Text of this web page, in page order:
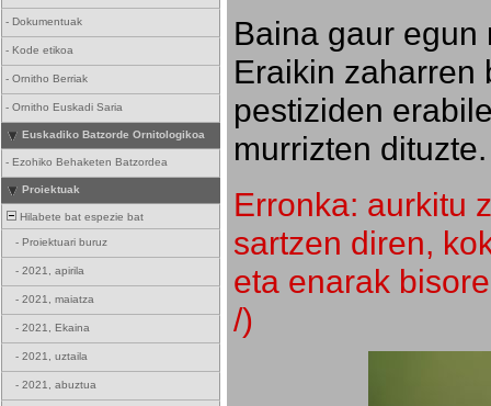
- Dokumentuak
- Kode etikoa
- Ornitho Berriak
- Ornitho Euskadi Saria
Euskadiko Batzorde Ornitologikoa
- Ezohiko Behaketen Batzordea
Proiektuak
Hilabete bat espezie bat
- Proiektuari buruz
- 2021, apirila
- 2021, maiatza
- 2021, Ekaina
- 2021, uztaila
- 2021, abuztua
Baina gaur egun
Eraikin zaharren
pestiziden
murrizten dituzte.
Erronka: aurkitu
sartzen diren,
eta enarak
/)